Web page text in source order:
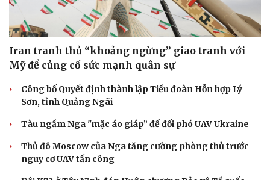
Iran tranh thủ “khoảng ngừng” giao tranh với
Mỹ để củng cố sức mạnh quân sự
Công bố Quyết định thành lập Tiểu đoàn Hỗn hợp Lý
Sơn, tỉnh Quảng Ngãi
Tàu ngầm Nga "mặc áo giáp” để đối phó UAV Ukraine
Thủ đô Moscow của Nga tăng cường phòng thủ trước
nguy cơ UAV tấn công